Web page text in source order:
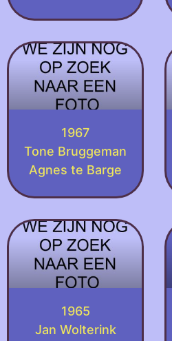
1967
Tone Bruggeman
Agnes te Barge
1965
Jan Wolterink